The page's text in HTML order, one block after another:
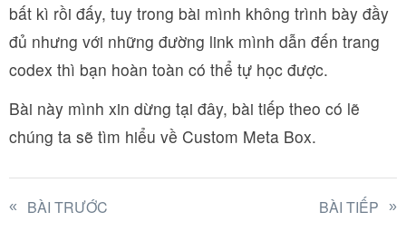
bất kì rồi đấy, tuy trong bài mình không trình bày đầy
đủ nhưng với những đường link mình dẫn đến trang
codex thì bạn hoàn toàn có thể tự học được.
Bài này mình xin dừng tại đây, bài tiếp theo có lẽ
chúng ta sẽ tìm hiểu về Custom Meta Box.
BÀI TRƯỚC BÀI TIẾP